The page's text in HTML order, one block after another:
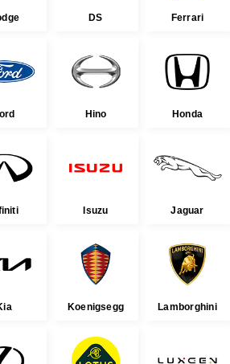
DS Ferrari
Hino Honda
Isuzu Jaguar
Koenigsegg Lamborghini